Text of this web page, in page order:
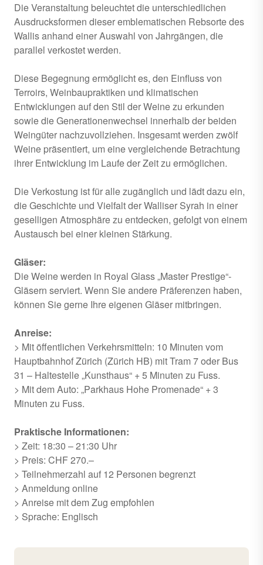
Die Veranstaltung beleuchtet die unterschiedlichen
Ausdrucksformen dieser emblematischen Rebsorte des
Wallis anhand einer Auswahl von Jahrgängen, die
parallel verkostet werden.
Diese Begegnung ermöglicht es, den Einfluss von
Terroirs, Weinbaupraktiken und klimatischen
Entwicklungen auf den Stil der Weine zu erkunden
sowie die Generationenwechsel innerhalb der beiden
Weingüter nachzuvollziehen. Insgesamt werden zwölf
Weine präsentiert, um eine vergleichende Betrachtung
ihrer Entwicklung im Laufe der Zeit zu ermöglichen.
Die Verkostung ist für alle zugänglich und lädt dazu ein,
die Geschichte und Vielfalt der Walliser Syrah in einer
geselligen Atmosphäre zu entdecken, gefolgt von einem
Austausch bei einer kleinen Stärkung.
Gläser:
Die Weine werden in Royal Glass „Master Prestige“-
Gläsern serviert. Wenn Sie andere Präferenzen haben,
können Sie gerne Ihre eigenen Gläser mitbringen.
Anreise:
> Mit öffentlichen Verkehrsmitteln: 10 Minuten vom
Hauptbahnhof Zürich (Zürich HB) mit Tram 7 oder Bus
31 – Haltestelle „Kunsthaus“ + 5 Minuten zu Fuss.
> Mit dem Auto: „Parkhaus Hohe Promenade“ + 3
Minuten zu Fuss.
Praktische Informationen:
> Zeit: 18:30 – 21:30 Uhr
> Preis: CHF 270.–
> Teilnehmerzahl auf 12 Personen begrenzt
> Anmeldung online
> Anreise mit dem Zug empfohlen
> Sprache: Englisch